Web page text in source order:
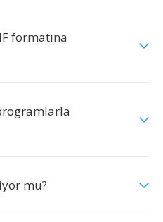
formatına
mu?